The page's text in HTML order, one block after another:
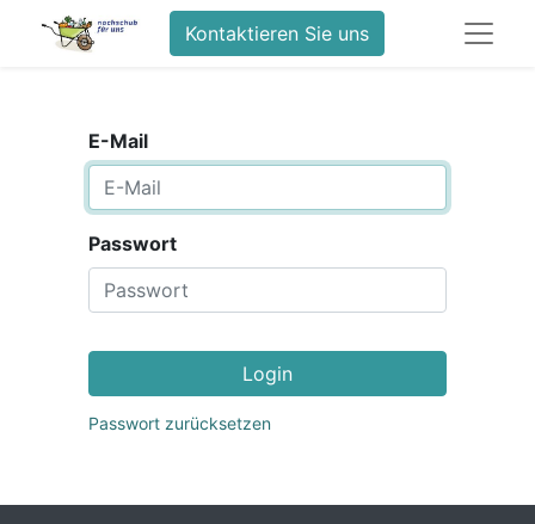
Kontaktieren Sie uns
E-Mail
Passwort
Login
Passwort zurücksetzen